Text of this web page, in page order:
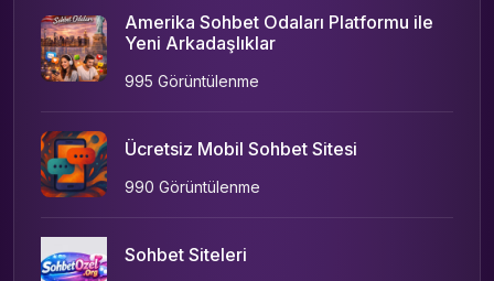
Amerika Sohbet Odaları Platformu ile
Yeni Arkadaşlıklar
995 Görüntülenme
Ücretsiz Mobil Sohbet Sitesi
990 Görüntülenme
Sohbet Siteleri